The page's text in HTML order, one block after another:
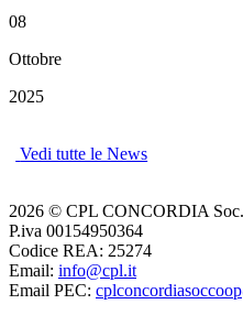
08
Ottobre
2025
Vedi tutte le News
2026 © CPL CONCORDIA
P.iva 00154950364
Codice REA: 25274
Email: info@cpl.it
Email PEC: